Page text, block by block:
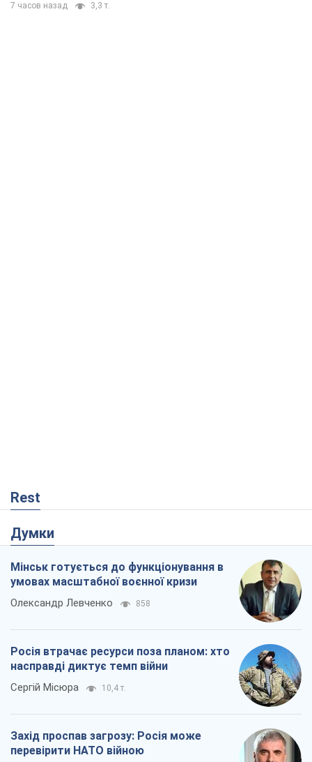
7 часов назад 3,3 т.
Rest
Думки
Мінськ готується до функціонування в
умовах масштабної воєнної кризи
Олександр Левченко 858
Росія втрачає ресурси поза планом: хто
насправді диктує темп війни
Сергій Місюра 10,4 т.
Захід проспав загрозу: Росія може
перевірити НАТО війною